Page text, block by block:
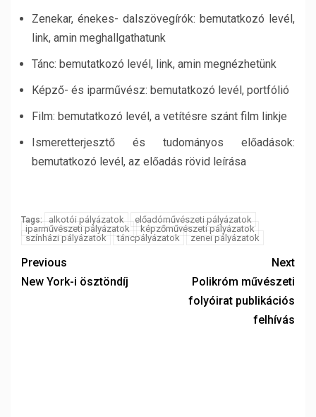
Zenekar, énekes- dalszövegírók: bemutatkozó levél,
link, amin meghallgathatunk
Tánc: bemutatkozó levél, link, amin megnézhetünk
Képző- és iparművész: bemutatkozó levél, portfólió
Film: bemutatkozó levél, a vetítésre szánt film linkje
Ismeretterjesztő és tudományos előadások:
bemutatkozó levél, az előadás rövid leírása
Tags: alkotói pályázatok
előadóművészeti pályázatok
iparművészeti pályázatok
képzőművészeti pályázatok
színházi pályázatok
táncpályázatok zenei pályázatok
Previous
New York-i ösztöndíj
Next
Polikróm művészeti
folyóirat publikációs
felhívás